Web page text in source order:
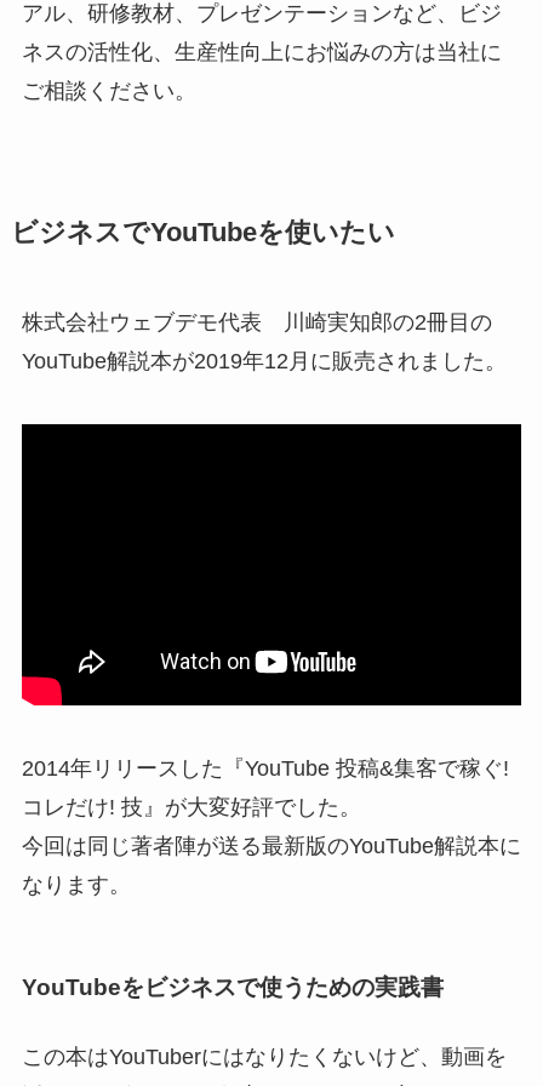
アル、研修教材、プレゼンテーションなど、ビジ
ネスの活性化、生産性向上にお悩みの方は当社に
ご相談ください。
ビジネスでYouTubeを使いたい
株式会社ウェブデモ代表 川崎実知郎の2冊目の
YouTube解説本が2019年12月に販売されました。
2014年リリースした『YouTube 投稿&集客で稼ぐ!
コレだけ! 技』が大変好評でした。
今回は同じ著者陣が送る最新版のYouTube解説本に
なります。
YouTubeをビジネスで使うための実践書
この本はYouTuberにはなりたくないけど、動画を